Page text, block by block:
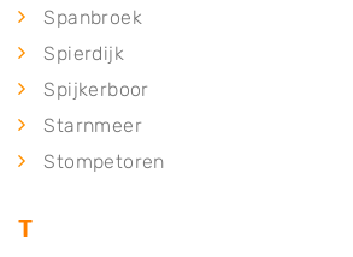
Spanbroek
Spierdijk
Spijkerboor
Starnmeer
Stompetoren
T